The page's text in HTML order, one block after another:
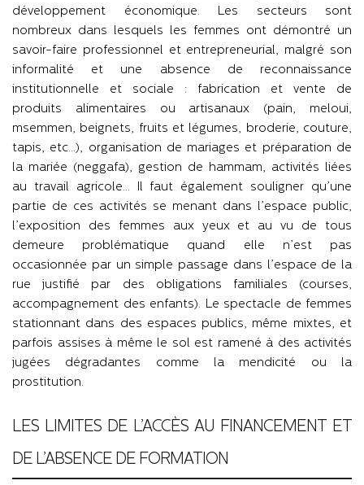
développement économique. Les secteurs sont
nombreux dans lesquels les femmes ont démontré un
savoir-faire professionnel et entrepreneurial, malgré son
informalité et une absence de reconnaissance
institutionnelle et sociale : fabrication et vente de
produits alimentaires ou artisanaux (pain, meloui,
msemmen, beignets, fruits et légumes, broderie, couture,
tapis, etc…), organisation de mariages et préparation de
la mariée (neggafa), gestion de hammam, activités liées
au travail agricole… Il faut également souligner qu’une
partie de ces activités se menant dans l’espace public,
l’exposition des femmes aux yeux et au vu de tous
demeure problématique quand elle n’est pas
occasionnée par un simple passage dans l’espace de la
rue justifié par des obligations familiales (courses,
accompagnement des enfants). Le spectacle de femmes
stationnant dans des espaces publics, même mixtes, et
parfois assises à même le sol est ramené à des activités
jugées dégradantes comme la mendicité ou la
prostitution.
LES LIMITES DE L’ACCÈS AU FINANCEMENT ET
DE L’ABSENCE DE FORMATION